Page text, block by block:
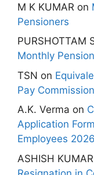
M K KUMAR on
Pensioners
PURSHOTTAM
Monthly
TSN on
Pay
A.K. Verma on
Application
Employees 2026
ASHISH